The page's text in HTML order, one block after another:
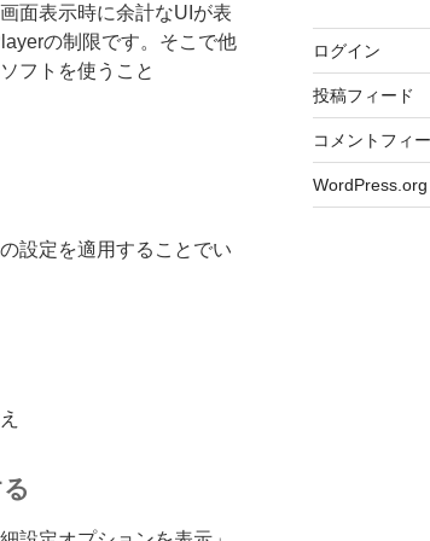
面表示時に余計なUIが表
の制限です。そこで他
フトを使うこと
設定を適用することでい
ログイン
投稿フィード
コメントフィ
WordPress.org